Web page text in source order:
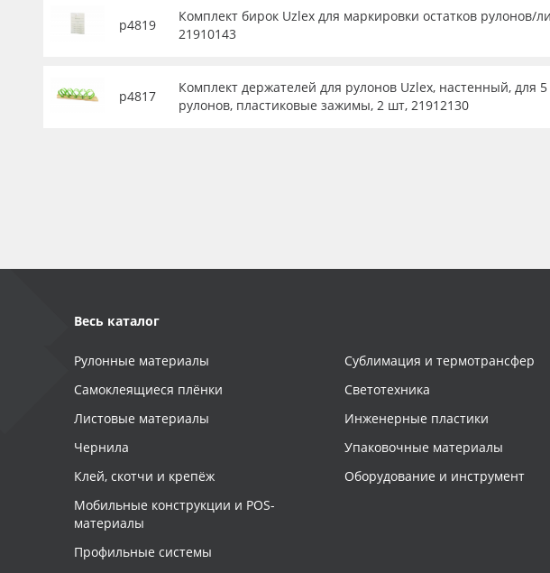
р4819
Комплект бирок Uzlex для маркировки остатков рулонов/
21910143
р4817
Комплект держателей для рулонов Uzlex, настенный, для
рулонов, пластиковые зажимы, 2 шт, 21912130
Весь каталог
Рулонные материалы
Самоклеящиеся плёнки
Листовые материалы
Чернила
Клей, скотчи и крепёж
Мобильные конструкции и POS-
материалы
Профильные системы
Сублимация и термотрансфер
Светотехника
Инженерные пластики
Упаковочные материалы
Оборудование и инструмент